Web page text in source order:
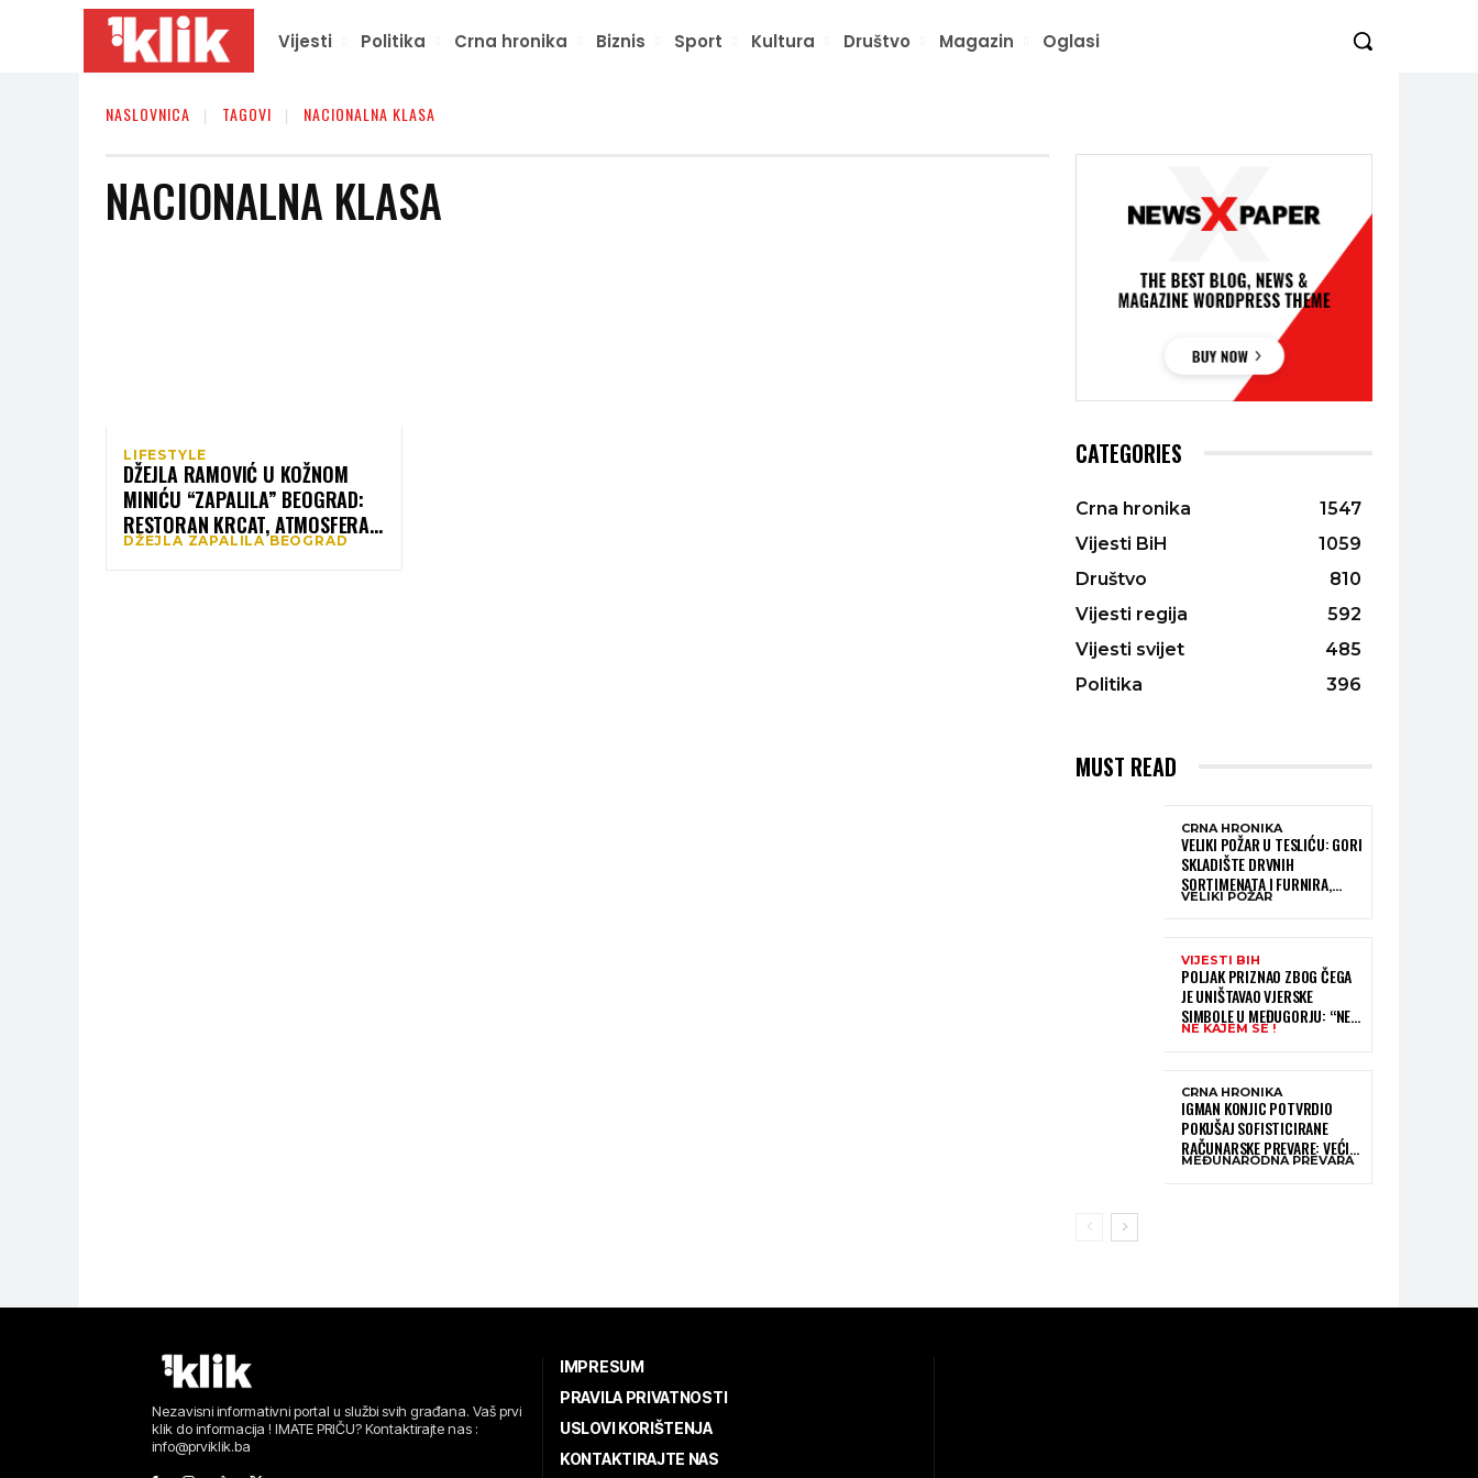
Vijesti Politika Crna hronika Biznis Sport Kultura Društvo Magazin Oglasi
NASLOVNICA TAGOVI NACIONALNA KLASA
NACIONALNA KLASA
LIFESTYLE
DŽEJLA RAMOVIĆ U KOŽNOM
MINIĆU “ZAPALILA” BEOGRAD:
RESTORAN KRCAT, ATMOSFERA
NA VRHUNCU, A ONDA JOJ SE
DŽEJLA ZAPALILA BEOGRAD
CATEGORIES
Crna hronika
1547
Vijesti BiH
1059
Društvo
810
Vijesti regija
592
Vijesti svijet
485
Politika
396
MUST READ
CRNA HRONIKA
VELIKI POŽAR U TESLIĆU: GORI
SKLADIŠTE DRVNIH
SORTIMENATA I FURNIRA,
VATROGASCIMA STIŽE POMOĆ
VELIKI POŽAR
VIJESTI BIH
POLJAK PRIZNAO ZBOG ČEGA
JE UNIŠTAVAO VJERSKE
SIMBOLE U MEĐUGORJU: “NE
KAJEM SE I PONOVIO BIH SVE”
NE KAJEM SE !
CRNA HRONIKA
IGMAN KONJIC POTVRDIO
POKUŠAJ SOFISTICIRANE
RAČUNARSKE PREVARE: VEĆI
DIO NOVCA BLOKIRAN,
MEĐUNARODNA PREVARA
Nezavisni informativni portal u službi svih građana. Vaš prvi
klik do informacija ! IMATE PRIČU? Kontaktirajte nas :
info@prviklik.ba
IMPRESUM
PRAVILA PRIVATNOSTI
USLOVI KORIŠTENJA
KONTAKTIRAJTE NAS